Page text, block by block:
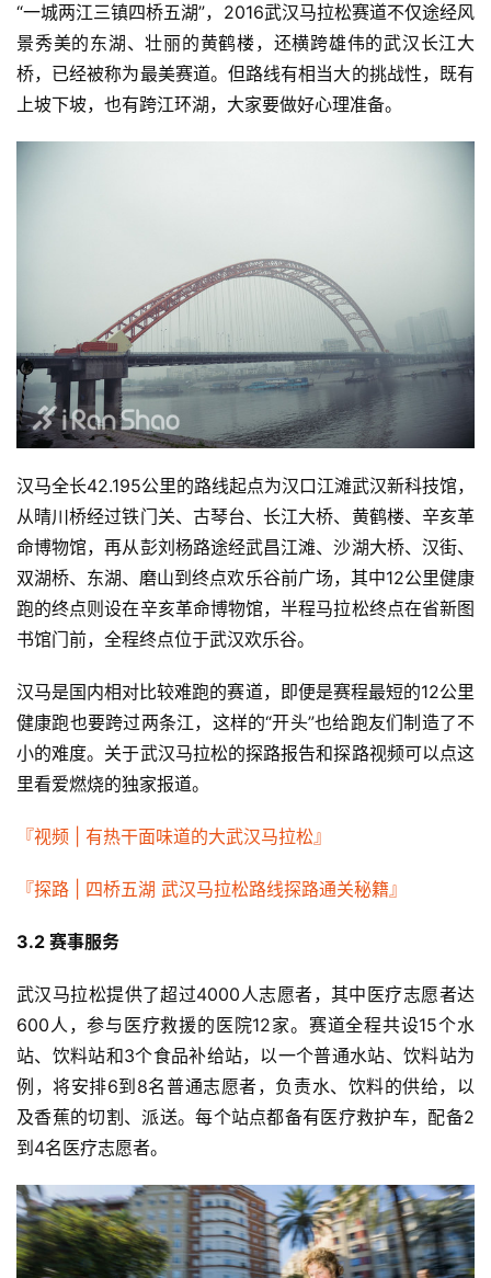
“一城两江三镇四桥五湖”，2016武汉马拉松赛道不仅途经风
景秀美的东湖、壮丽的黄鹤楼，还横跨雄伟的武汉长江大
桥，已经被称为最美赛道。但路线有相当大的挑战性，既有
上坡下坡，也有跨江环湖，大家要做好心理准备。
汉马全长42.195公里的路线起点为汉口江滩武汉新科技馆，
从晴川桥经过铁门关、古琴台、长江大桥、黄鹤楼、辛亥革
命博物馆，再从彭刘杨路途经武昌江滩、沙湖大桥、汉街、
双湖桥、东湖、磨山到终点欢乐谷前广场，其中12公里健康
跑的终点则设在辛亥革命博物馆，半程马拉松终点在省新图
书馆门前，全程终点位于武汉欢乐谷。
汉马是国内相对比较难跑的赛道，即便是赛程最短的12公里
健康跑也要跨过两条江，这样的“开头”也给跑友们制造了不
小的难度。关于武汉马拉松的探路报告和探路视频可以点这
里看爱燃烧的独家报道。
『视频 | 有热干面味道的大武汉马拉松』
『探路 | 四桥五湖 武汉马拉松路线探路通关秘籍』
3.2 赛事服务
武汉马拉松提供了超过4000人志愿者，其中医疗志愿者达
600人，参与医疗救援的医院12家。赛道全程共设15个水
站、饮料站和3个食品补给站，以一个普通水站、饮料站为
例，将安排6到8名普通志愿者，负责水、饮料的供给，以
及香蕉的切割、派送。每个站点都备有医疗救护车，配备2
到4名医疗志愿者。